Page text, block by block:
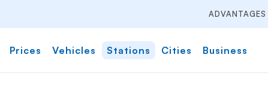
ADVANTAGES
Prices Vehicles Stations Cities Business